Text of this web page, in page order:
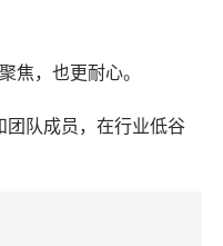
焦，也更耐心。
团队成员，在行业低谷